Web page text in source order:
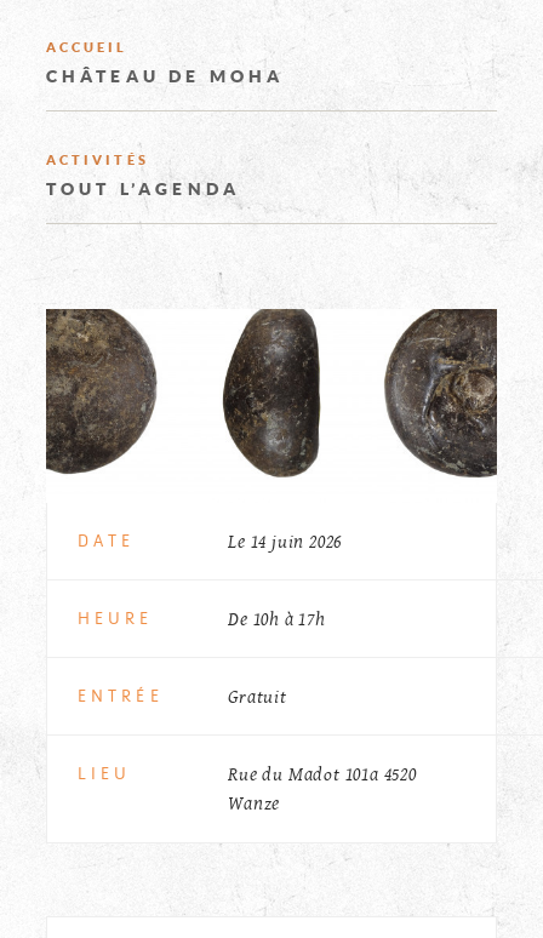
CHÂTEAU
FÉODAL
DE
MOHA
EXPLOREZ
LE
CHÂTEAU
ACCUEIL
CHÂTEAU DE MOHA
ACTIVITÉS
TOUT L’AGENDA
DATE Le 14 juin 2026
HEURE De 10h à 17h
ENTRÉE Gratuit
LIEU
Rue du Madot 101a 4520
Wanze